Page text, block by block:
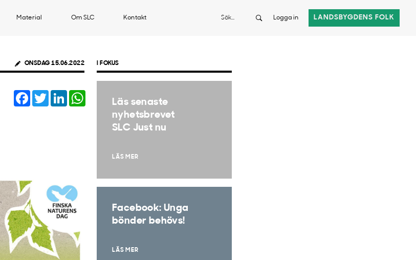
Material Om SLC Kontakt Sök Logga in LANDSBYGDENS FOLK
ONSDAG 15.06.2022
Facebook
TwitterLinkedIn
I FOKUS
Läs senaste
nyhetsbrevet
SLC Just nu
LÄS MER
Facebook: Unga
bönder behövs!
LÄS MER